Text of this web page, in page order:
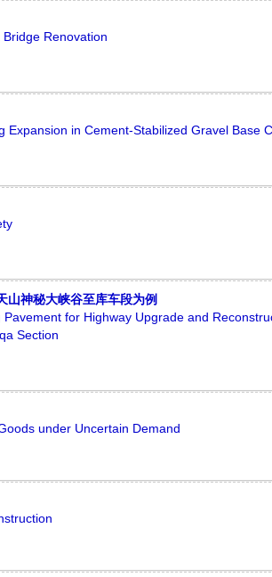
Renovation
Expansion in Cement-Stabilized Gravel Base
神秘大峡谷至库车段为例
for Highway Upgrade and
Section
under Uncertain Demand